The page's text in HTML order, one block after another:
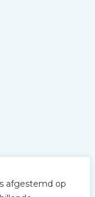
afgestemd op